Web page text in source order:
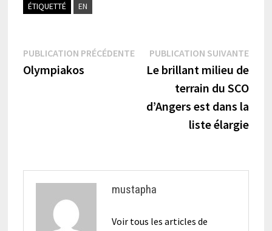
ÉTIQUETTÉ EN
Navigation
de
PUBLICATION PRÉCÉDENTEPublication
précédente :
Olympiakos
PUBLICATION SUIVANTE
Le brillant milieu de
terrain du SCO
d’Angers est dans la
liste élargie
mustapha
Voir tous les articles de